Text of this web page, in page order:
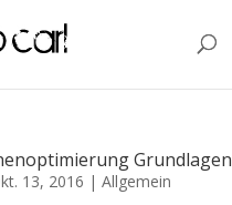
Grundlagen
13, 2016 | Allgemein